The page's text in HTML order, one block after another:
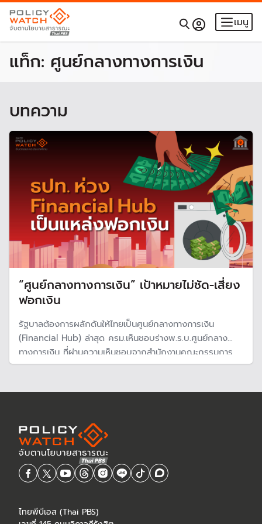
เมนู
แท็ก: ศูนย์กลางทางการเงิน
บทความ
“ศูนย์กลางทางการเงิน” เป้าหมายไม่ชัด-เสี่ยง
ฟอกเงิน
รัฐบาลต้องการผลักดันให้ไทยเป็นศูนย์กลางทางการเงิน
(Financial Hub) ล่าสุด ครม.เห็นชอบร่างพ.ร.บ.ศูนย์กลาง
ทางการเงิน ที่ผ่านความเห็นชอบจากสำนักงานคณะกรรมการ
กฤษฎีกา และเตรียมเสนอสภาผู้แทนราษฎร ขณะที่ ธปท.ห่วง
แยกจากระบบการเงินในประเทศ
ไทยพีบีเอส (Thai PBS)